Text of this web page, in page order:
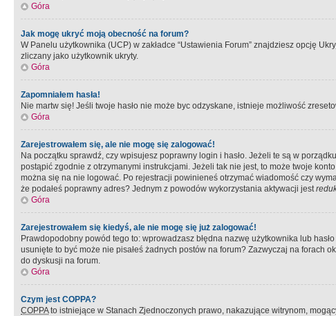
Góra
Jak mogę ukryć moją obecność na forum?
W Panelu użytkownika (UCP) w zakładce “Ustawienia Forum” znajdziesz opcję
zliczany jako użytkownik ukryty.
Góra
Zapomniałem hasła!
Nie martw się! Jeśli twoje hasło nie może byc odzyskane, istnieje możliwość
Góra
Zarejestrowałem się, ale nie mogę się zalogować!
Na początku sprawdź, czy wpisujesz poprawny login i hasło. Jeżeli te są w
postąpić zgodnie z otrzymanymi instrukcjami. Jeżeli tak nie jest, to może twoje
można się na nie logować. Po rejestracji powinieneś otrzymać wiadomość czy
że podałeś poprawny adres? Jednym z powodów wykorzystania aktywacji jest
Góra
Zarejestrowałem się kiedyś, ale nie mogę się już zalogować!
Prawdopodobny powód tego to: wprowadzasz błędna nazwę użytkownika lub
usunięte to być może nie pisałeś żadnych postów na forum? Zazwyczaj na forach
do dyskusji na forum.
Góra
Czym jest COPPA?
COPPAto istniejące w Stanach Zjednoczonych prawo, nakazujące witrynom,